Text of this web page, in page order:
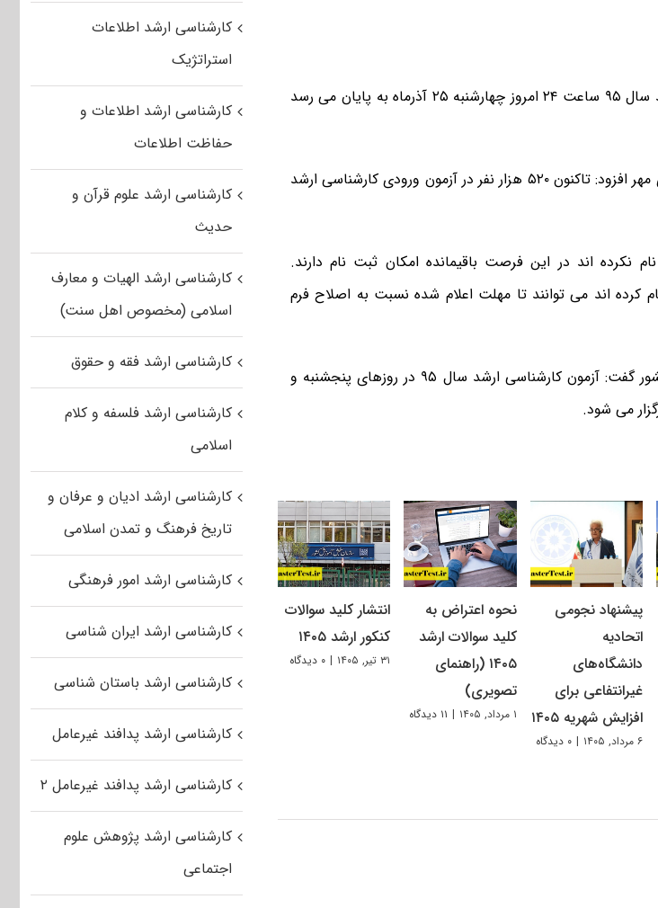
مهلت ثبت نام در کنکور کارشناسی ارشد سال ۹۵ ساعت ۲۴ امروز چهارشنبه ۲۵ آذرماه به پایان می رسد
دکتر حسین توکلی در گفتگو با خبرگزاری مهر افزود: تاکنون ۵۲۰ هزار نفر در آزمون ورودی کارشناسی ارشد
نکرده اند در این فرصت باقیمانده امکان ثبت نام دارند.
کرده اند می توانند تا مهلت اعلام شده نسبت به اصلاح فرم
مشاور عالی سازمان سنجش آموزش کشور گفت: آزمون کارشناسی ارشد سال ۹۵ در روزهای پنجشنبه و
پیشنهاد نجومی
اتحادیه
دانشگاه‌های
غیرانتفاعی برای
افزایش شهریه ۱۴۰۵
۶ مرداد, ۱۴۰۵ | ۰ دیدگاه
نحوه اعتراض به
کلید سوالات ارشد
۱۴۰۵ (راهنمای
تصویری)
۱ مرداد, ۱۴۰۵ | ۱۱ دیدگاه
انتشار کلید سوالات
کنکور ارشد ۱۴۰۵
۳۱ تیر, ۱۴۰۵ | ۰ دیدگاه
کارشناسی ارشد اطلاعات
استراتژیک
کارشناسی ارشد اطلاعات و
حفاظت اطلاعات
کارشناسی ارشد علوم قرآن و
حدیث
کارشناسی ارشد الهیات و معارف
اسلامی (مخصوص اهل سنت)
کارشناسی ارشد فقه و حقوق
کارشناسی ارشد فلسفه و کلام
اسلامی
کارشناسی ارشد ادیان و عرفان و
تاریخ فرهنگ و تمدن اسلامی
کارشناسی ارشد امور فرهنگی
کارشناسی ارشد ایران شناسی
کارشناسی ارشد باستان شناسی
کارشناسی ارشد پدافند غیرعامل
کارشناسی ارشد پدافند غیرعامل ۲
کارشناسی ارشد پژوهش علوم
اجتماعی